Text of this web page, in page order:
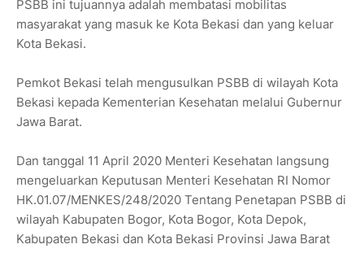
PSBB ini tujuannya adalah membatasi mobilitas
masyarakat yang masuk ke Kota Bekasi dan yang keluar
Kota Bekasi.
Pemkot Bekasi telah mengusulkan PSBB di wilayah Kota
Bekasi kepada Kementerian Kesehatan melalui Gubernur
Jawa Barat.
Dan tanggal 11 April 2020 Menteri Kesehatan langsung
mengeluarkan Keputusan Menteri Kesehatan RI Nomor
HK.01.07/MENKES/248/2020 Tentang Penetapan PSBB di
wilayah Kabupaten Bogor, Kota Bogor, Kota Depok,
Kabupaten Bekasi dan Kota Bekasi Provinsi Jawa Barat